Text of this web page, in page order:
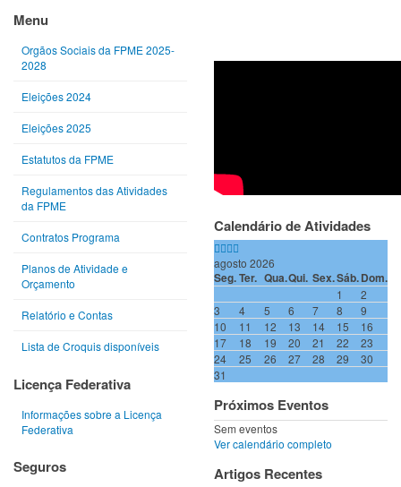
Menu
Orgãos Sociais da FPME 2025-
2028
Eleições 2024
Eleições 2025
Estatutos da FPME
Regulamentos das Atividades
da FPME
Contratos Programa
Planos de Atividade e
Orçamento
Relatório e Contas
Lista de Croquis disponíveis
Licença Federativa
Informações sobre a Licença
Federativa
Seguros
Calendário de Atividades
agosto 2026
Seg.Ter. Qua.Qui. Sex.Sáb.Dom.
1
2
3
4 5 6 7 8
9
10
11 12 13 14 15
16
17
18 19 20 21 22
23
24
25 26 27 28 29
30
31
Próximos Eventos
Sem eventos
Ver calendário completo
Artigos Recentes